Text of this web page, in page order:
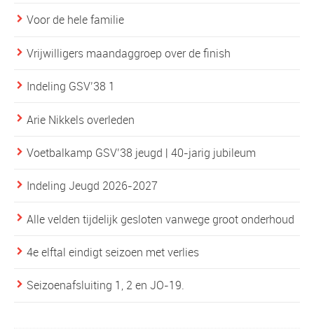
Voor de hele familie
Vrijwilligers maandaggroep over de finish
Indeling GSV’38 1
Arie Nikkels overleden
Voetbalkamp GSV’38 jeugd | 40-jarig jubileum
Indeling Jeugd 2026-2027
Alle velden tijdelijk gesloten vanwege groot onderhoud
4e elftal eindigt seizoen met verlies
Seizoenafsluiting 1, 2 en JO-19.